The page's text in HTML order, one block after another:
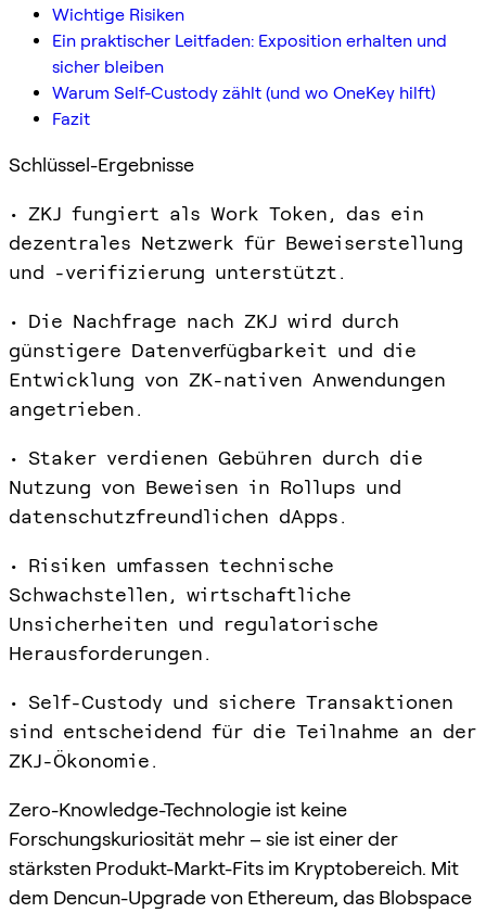
Wichtige Risiken
Ein praktischer Leitfaden: Exposition erhalten und
sicher bleiben
Warum Self-Custody zählt (und wo OneKey hilft)
Fazit
Schlüssel-Ergebnisse
• ZKJ fungiert als Work Token, das ein
dezentrales Netzwerk für Beweiserstellung
und -verifizierung unterstützt.
• Die Nachfrage nach ZKJ wird durch
günstigere Datenverfügbarkeit und die
Entwicklung von ZK-nativen Anwendungen
angetrieben.
• Staker verdienen Gebühren durch die
Nutzung von Beweisen in Rollups und
datenschutzfreundlichen dApps.
• Risiken umfassen technische
Schwachstellen, wirtschaftliche
Unsicherheiten und regulatorische
Herausforderungen.
• Self-Custody und sichere Transaktionen
sind entscheidend für die Teilnahme an der
ZKJ-Ökonomie.
Zero-Knowledge-Technologie ist keine
Forschungskuriosität mehr – sie ist einer der
stärksten Produkt-Markt-Fits im Kryptobereich. Mit
dem Dencun-Upgrade von Ethereum, das Blobspace